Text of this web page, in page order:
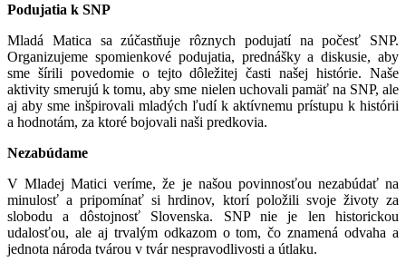
Podujatia k SNP
Mladá Matica sa zúčastňuje rôznych podujatí na počesť SNP.
Organizujeme spomienkové podujatia, prednášky a diskusie, aby
sme šírili povedomie o tejto dôležitej časti našej histórie. Naše
aktivity smerujú k tomu, aby sme nielen uchovali pamäť na SNP, ale
aj aby sme inšpirovali mladých ľudí k aktívnemu prístupu k histórii
a hodnotám, za ktoré bojovali naši predkovia.
Nezabúdame
V Mladej Matici veríme, že je našou povinnosťou nezabúdať na
minulosť a pripomínať si hrdinov, ktorí položili svoje životy za
slobodu a dôstojnosť Slovenska. SNP nie je len historickou
udalosťou, ale aj trvalým odkazom o tom, čo znamená odvaha a
jednota národa tvárou v tvár nespravodlivosti a útlaku.